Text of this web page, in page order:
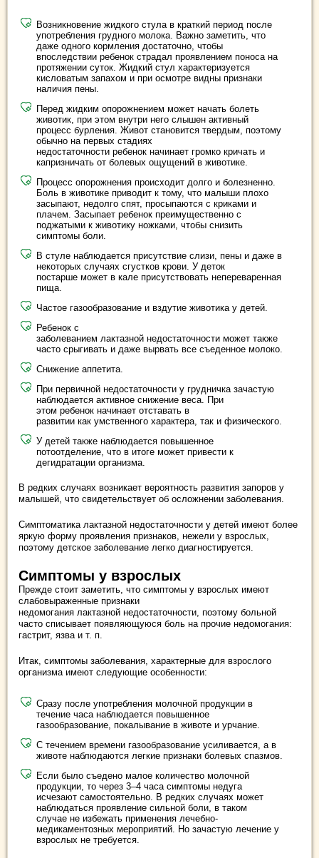
Возникновение жидкого стула в краткий период после
употребления грудного молока. Важно заметить, что
даже одного кормления достаточно, чтобы
впоследствии ребенок страдал проявлением поноса на
протяжении суток. Жидкий стул характеризуется
кисловатым запахом и при осмотре видны признаки
наличия пены.
Перед жидким опорожнением может начать болеть
животик, при этом внутри него слышен активный
процесс бурления. Живот становится твердым, поэтому
обычно на первых стадиях
недостаточности ребенок начинает громко кричать и
капризничать от болевых ощущений в животике.
Процесс опорожнения происходит долго и болезненно.
Боль в животике приводит к тому, что малыши плохо
засыпают, недолго спят, просыпаются с криками и
плачем. Засыпает ребенок преимущественно с
поджатыми к животику ножками, чтобы снизить
симптомы боли.
В стуле наблюдается присутствие слизи, пены и даже в
некоторых случаях сгустков крови. У деток
постарше может в кале присутствовать непереваренная
пища.
Частое газообразование и вздутие животика у детей.
Ребенок с
заболеванием лактазной недостаточности может также
часто срыгивать и даже вырвать все съеденное молоко.
Снижение аппетита.
При первичной недостаточности у грудничка зачастую
наблюдается активное снижение веса. При
этом ребенок начинает отставать в
развитии как умственного характера, так и физического.
У детей также наблюдается повышенное
потоотделение, что в итоге может привести к
дегидратации организма.
В редких случаях возникает вероятность развития запоров у
малышей, что свидетельствует об осложнении заболевания.
Симптоматика лактазной недостаточности у детей имеют более
яркую форму проявления признаков, нежели у взрослых,
поэтому детское заболевание легко диагностируется.
Симптомы у взрослых
Прежде стоит заметить, что симптомы у взрослых имеют
слабовыраженные признаки
недомогания лактазной недостаточности, поэтому больной
часто списывает появляющуюся боль на прочие недомогания:
гастрит, язва и т. п.
Итак, симптомы заболевания, характерные для взрослого
организма имеют следующие особенности:
Сразу после употребления молочной продукции в
течение часа наблюдается повышенное
газообразование, покалывание в животе и урчание.
С течением времени газообразование усиливается, а в
животе наблюдаются легкие признаки болевых спазмов.
Если было съедено малое количество молочной
продукции, то через 3–4 часа симптомы недуга
исчезают самостоятельно. В редких случаях может
наблюдаться проявление сильной боли, в таком
случае не избежать применения лечебно-
медикаментозных мероприятий. Но зачастую лечение у
взрослых не требуется.